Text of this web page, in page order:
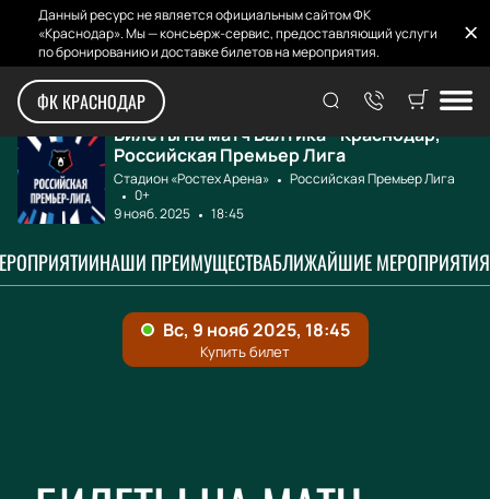
Данный ресурс не является официальным сайтом ФК
«Краснодар». Мы — консьерж-сервис, предоставляющий услуги
по бронированию и доставке билетов на мероприятия.
ФК КРАСНОДАР
Главная Афиша и билеты Балтика - Красно...
Билеты на матч Балтика - Краснодар,
Российская Премьер Лига
Стадион «Ростех Арена»
Российская Премьер Лига
0+
9 нояб. 2025
18:45
НАШИ ПРЕИМУЩЕСТВАБЛИЖАЙШИЕ МЕРОПРИЯТИЯ